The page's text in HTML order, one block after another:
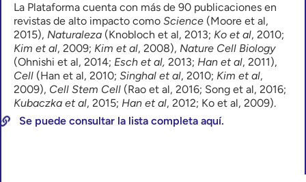
La Plataforma cuenta con más de 90 publicaciones en
revistas de alto impacto como Science (Moore et al,
2015), Naturaleza (Knobloch et al, 2013; Ko et al, 2010;
Kim et al, 2009; Kim et al, 2008), Nature Cell Biology
(Ohnishi et al, 2014; Esch et al, 2013; Han et al, 2011),
Cell (Han et al, 2010; Singhal et al, 2010; Kim et al,
2009), Cell Stem Cell (Rao et al, 2016; Song et al, 2016;
Kubaczka et al, 2015; Han et al, 2012; Ko et al, 2009).
Se puede consultar la lista completa aquí.